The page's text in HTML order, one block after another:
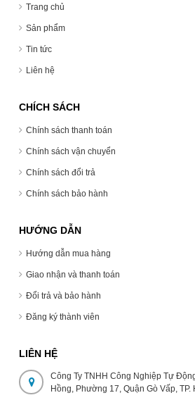
Trang chủ
Sản phẩm
Tin tức
Liên hệ
CHÍCH SÁCH
Chính sách thanh toán
Chính sách vận chuyển
Chính sách đổi trả
Chính sách bảo hành
HƯỚNG DẪN
Hướng dẫn mua hàng
Giao nhận và thanh toán
Đổi trả và bảo hành
Đăng ký thành viên
LIÊN HỆ
Công Ty TNHH Công Nghiệp Tự
Hồng, Phường 17, Quận Gò Vấp, TP.